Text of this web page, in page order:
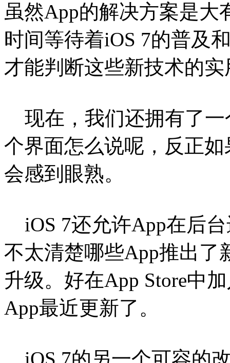
虽然App的解决方案是大
时间等待着iOS 7的普及
才能判断这些新技术的
现在，我们还拥有了
个界面怎么说呢，反正如
会感到眼熟。
iOS 7还允许App在后
不太清楚哪些App推出了
升级。好在App Store中
App最近更新了。